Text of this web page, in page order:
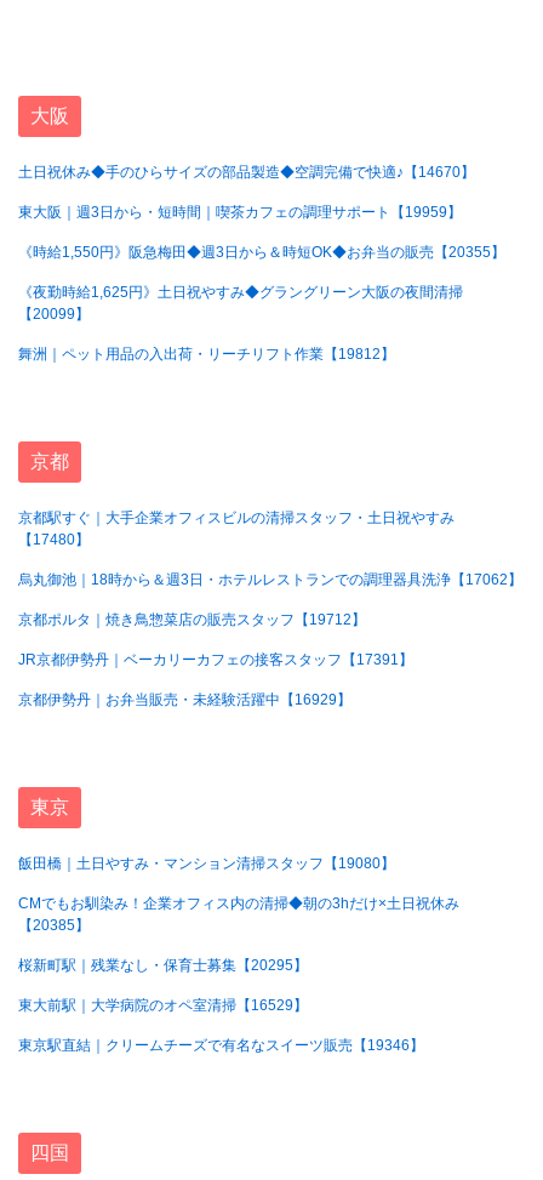
大阪
土日祝休み◆手のひらサイズの部品製造◆空調完備で快適♪【14670】
東大阪｜週3日から・短時間｜喫茶カフェの調理サポート【19959】
《時給1,550円》阪急梅田◆週3日から＆時短OK◆お弁当の販売【20355】
《夜勤時給1,625円》土日祝やすみ◆グラングリーン大阪の夜間清掃
【20099】
舞洲｜ペット用品の入出荷・リーチリフト作業【19812】
京都
京都駅すぐ｜大手企業オフィスビルの清掃スタッフ・土日祝やすみ
【17480】
烏丸御池｜18時から＆週3日・ホテルレストランでの調理器具洗浄【17062】
京都ポルタ｜焼き鳥惣菜店の販売スタッフ【19712】
JR京都伊勢丹｜ベーカリーカフェの接客スタッフ【17391】
京都伊勢丹｜お弁当販売・未経験活躍中【16929】
東京
飯田橋｜土日やすみ・マンション清掃スタッフ【19080】
CMでもお馴染み！企業オフィス内の清掃◆朝の3hだけ×土日祝休み
【20385】
桜新町駅｜残業なし・保育士募集【20295】
東大前駅｜大学病院のオペ室清掃【16529】
東京駅直結｜クリームチーズで有名なスイーツ販売【19346】
四国